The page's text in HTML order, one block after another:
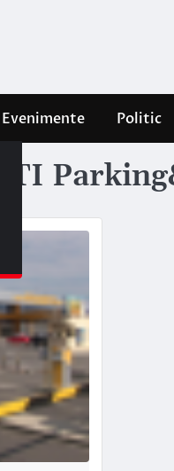
Evenimente Politic
UTI